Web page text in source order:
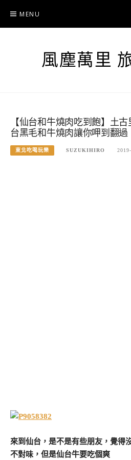
content
MENU
風塵萬里
【仙台和牛燒肉吃到飽】土
台黑毛和牛燒肉讓你呷到翻過
東北吃喝玩樂 SUZUKIHIRO
來到仙台，是不是有些朋友，覺得
不對味，但是仙台牛要吃個爽